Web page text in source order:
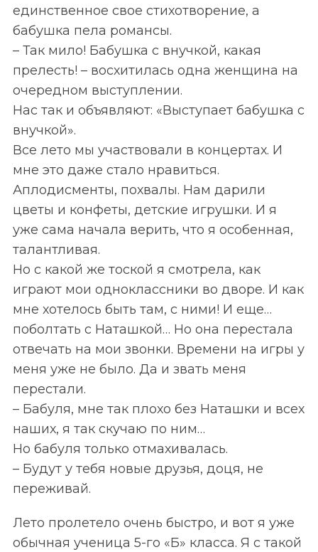
единственное свое стихотворение, а
бабушка пела романсы.
– Так мило! Бабушка с внучкой, какая
прелесть! – восхитилась одна женщина на
очередном выступлении.
Нас так и объявляют: «Выступает бабушка с
внучкой».
Все лето мы участвовали в концертах. И
мне это даже стало нравиться.
Аплодисменты, похвалы. Нам дарили
цветы и конфеты, детские игрушки. И я
уже сама начала верить, что я особенная,
талантливая.
Но с какой же тоской я смотрела, как
играют мои одноклассники во дворе. И как
мне хотелось быть там, с ними! И еще…
поболтать с Наташкой… Но она перестала
отвечать на мои звонки. Времени на игры у
меня уже не было. Да и звать меня
перестали.
– Бабуля, мне так плохо без Наташки и всех
наших, я так скучаю по ним…
Но бабуля только отмахивалась.
– Будут у тебя новые друзья, доця, не
переживай.
Лето пролетело очень быстро, и вот я уже
обычная ученица 5-го «Б» класса. Я с такой